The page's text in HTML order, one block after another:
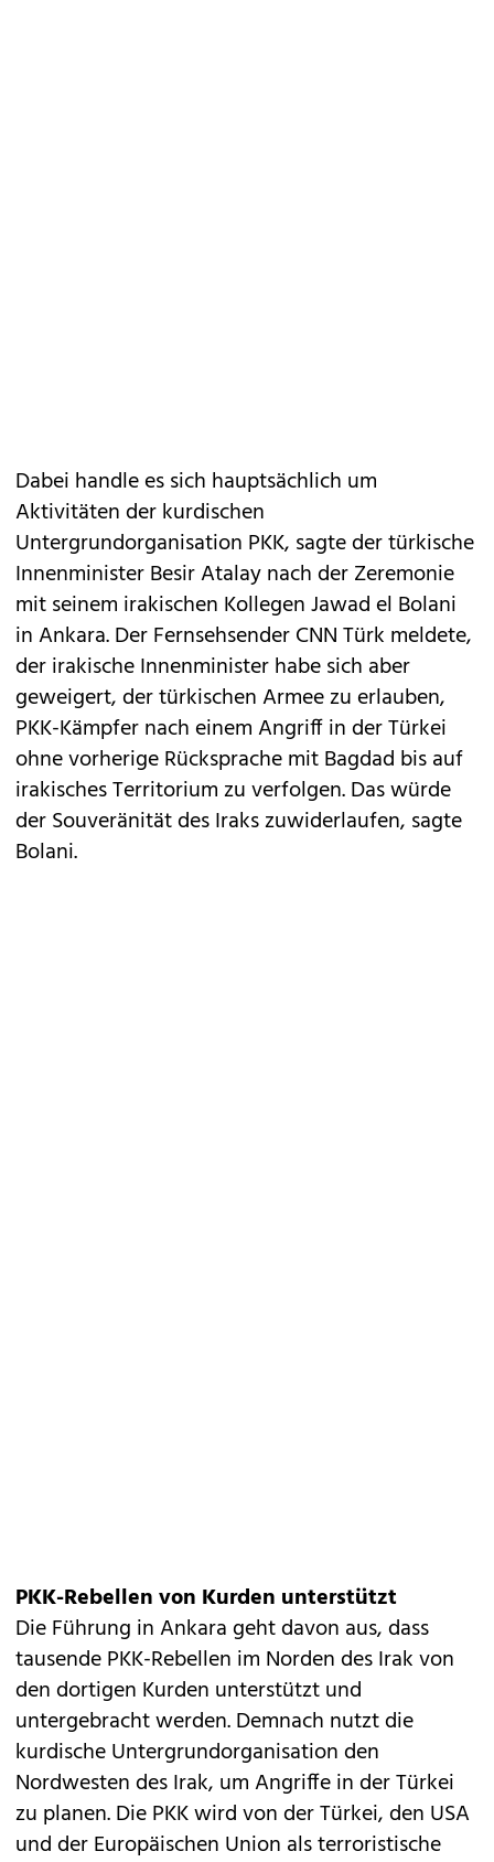
Dabei handle es sich hauptsächlich um
Aktivitäten der kurdischen
Untergrundorganisation PKK, sagte der türkische
Innenminister Besir Atalay nach der Zeremonie
mit seinem irakischen Kollegen Jawad el Bolani
in Ankara. Der Fernsehsender CNN Türk meldete,
der irakische Innenminister habe sich aber
geweigert, der türkischen Armee zu erlauben,
PKK-Kämpfer nach einem Angriff in der Türkei
ohne vorherige Rücksprache mit Bagdad bis auf
irakisches Territorium zu verfolgen. Das würde
der Souveränität des Iraks zuwiderlaufen, sagte
Bolani.
PKK-Rebellen von Kurden unterstützt
Die Führung in Ankara geht davon aus, dass
tausende PKK-Rebellen im Norden des Irak von
den dortigen Kurden unterstützt und
untergebracht werden. Demnach nutzt die
kurdische Untergrundorganisation den
Nordwesten des Irak, um Angriffe in der Türkei
zu planen. Die PKK wird von der Türkei, den USA
und der Europäischen Union als terroristische